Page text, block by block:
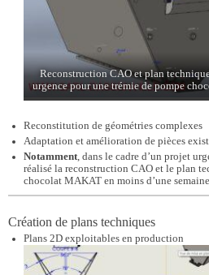
Reconstruction CAO et plan
urgence pour une trémie de pompe
Reconstitution de géométries complexes
Adaptation et amélioration de pièces
Notamment, dans le cadre d’un projet
réalisé la reconstruction CAO et le plan
chocolat MAKAT en moins d’une
Création de plans techniques
Plans 2D exploitables en production